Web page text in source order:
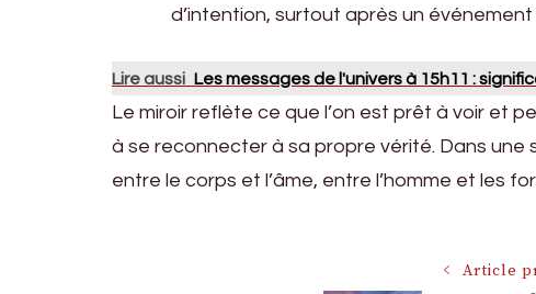
d’intention, surtout après un
Lire aussi Les messages de l'univers à 15h11 :
Le miroir reflète ce que l’on est prêt à voir et
à se reconnecter à sa propre vérité. Dans une
entre le corps et l’âme, entre l’homme et les
Article